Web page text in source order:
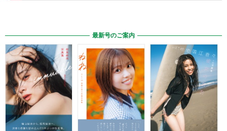
最新号のご案内